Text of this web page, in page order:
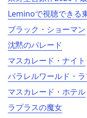
Leminoで視聴できる
ブラック・ショーマン
沈黙のパレード
マスカレード・ナイト
パラレルワールド・
マスカレード・ホテル
ラプラスの魔女